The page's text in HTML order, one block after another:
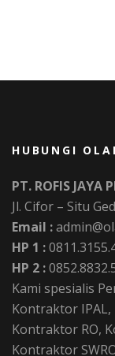
HUBUNGI
PT. ROFIS JAYA
Jl. Cifor – Situ
Email :
HP 1 :
HP 2 :
Kami spesialis
Kontraktor
Kontraktor RO,
Kontraktor